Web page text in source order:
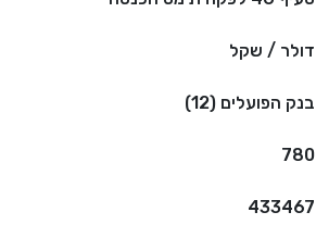
דולר / שקל
בנק הפועלים (12)
780
433467